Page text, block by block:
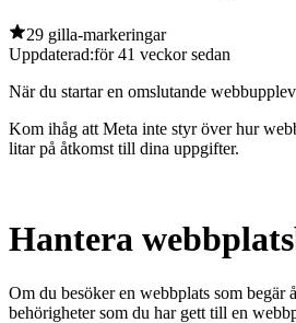
29 gilla-markeringar
Uppdaterad:för 41 veckor sedan
När du startar en omslutande
Kom ihåg att Meta inte styr över hur
litar på åtkomst till dina uppgifter.
Hantera
Om du besöker en webbplats som begär
behörigheter som du har gett till en